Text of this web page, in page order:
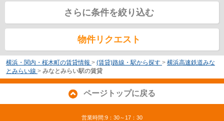
さらに条件を絞り込む
物件リクエスト
横浜・関内・桜木町の賃貸情報 > (賃貸)路線・駅から探す > 横浜高速鉄道みな
とみらい線 > みなとみらい駅の賃貸
ページトップに戻る
営業時間:9：30～17：30